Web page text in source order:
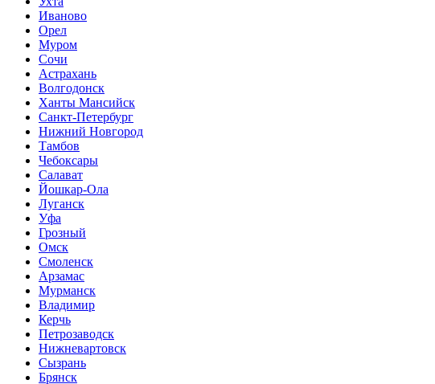
Иваново
Орел
Муром
Сочи
Астрахань
Волгодонск
Ханты Мансийск
Санкт-Петербург
Нижний Новгород
Тамбов
Чебоксары
Салават
Йошкар-Ола
Луганск
Уфа
Грозный
Омск
Смоленск
Арзамас
Мурманск
Владимир
Керчь
Петрозаводск
Нижневартовск
Сызрань
Брянск